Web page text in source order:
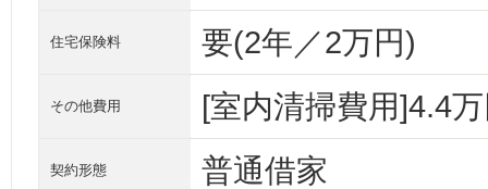
住宅保険料 要(2年／2万円)
その他費用 [室内清掃費用]4.4
契約形態 普通借家